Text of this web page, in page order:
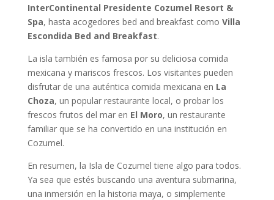
InterContinental Presidente Cozumel Resort &
Spa, hasta acogedores bed and breakfast como Villa
Escondida Bed and Breakfast.
La isla también es famosa por su deliciosa comida
mexicana y mariscos frescos. Los visitantes pueden
disfrutar de una auténtica comida mexicana en La
Choza, un popular restaurante local, o probar los
frescos frutos del mar en El Moro, un restaurante
familiar que se ha convertido en una institución en
Cozumel.
En resumen, la Isla de Cozumel tiene algo para todos.
Ya sea que estés buscando una aventura submarina,
una inmersión en la historia maya, o simplemente